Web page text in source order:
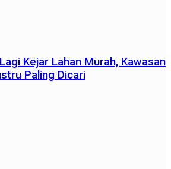
Kejar Lahan Murah, Kawasan
Paling Dicari